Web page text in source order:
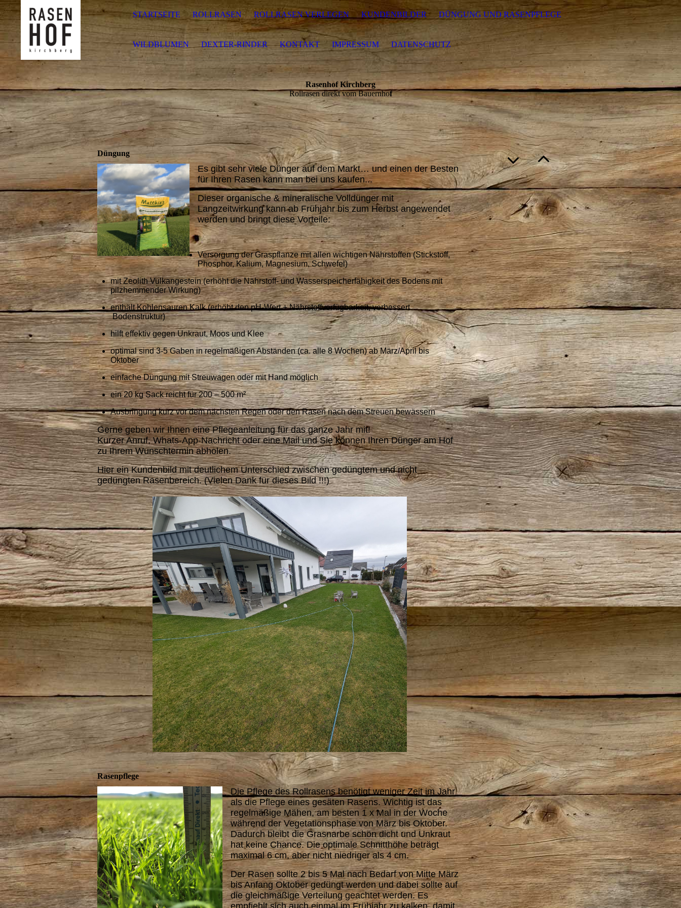
STARTSEITE ROLLRASEN ROLLRASEN VERLEGEN KUNDENBILDER DÜNGUNG UND RASENPFLEGE
WILDBLUMEN DEXTER-RINDER KONTAKT IMPRESSUM DATENSCHUTZ
Rasenhof Kirchberg
Rollrasen direkt vom Bauernhof
Düngung
Es gibt sehr viele Dünger auf dem Markt… und einen der Besten
für Ihren Rasen kann man bei uns kaufen...
Dieser organische & mineralische Volldünger mit
Langzeitwirkung kann ab Frühjahr bis zum Herbst angewendet
werden und bringt diese Vorteile:
Versorgung der Graspflanze mit allen wichtigen Nährstoffen (Stickstoff,
Phosphor, Kalium, Magnesium, Schwefel)
mit Zeolith Vulkangestein (erhöht die Nährstoff- und Wasserspeicherfähigkeit des Bodens mit
pilzhemmender Wirkung)
enthält Kohlensauren Kalk (erhöht den pH-Wert + Nährstoffverfügbarkeit, verbessert
Bodenstruktur)
hilft effektiv gegen Unkraut, Moos und Klee
optimal sind 3-5 Gaben in regelmäßigen Abständen (ca. alle 8 Wochen) ab März/April bis
Oktober
einfache Düngung mit Streuwagen oder mit Hand möglich
ein 20 kg Sack reicht für 200 – 500 m²
Ausbringung kurz vor dem nächsten Regen oder den Rasen nach dem Streuen bewässern
Gerne geben wir Ihnen eine Pflegeanleitung für das ganze Jahr mit!
Kurzer Anruf, Whats-App-Nachricht oder eine Mail und Sie können Ihren Dünger am Hof
zu Ihrem Wunschtermin abholen.
Hier ein Kundenbild mit deutlichem Unterschied zwischen gedüngtem und nicht
gedüngten Rasenbereich. (Vielen Dank für dieses Bild !!!)
Rasenpflege
Die Pflege des Rollrasens benötigt weniger Zeit im Jahr
als die Pflege eines gesäten Rasens. Wichtig ist das
regelmäßige Mähen, am besten 1 x Mal in der Woche
während der Vegetationsphase von März bis Oktober.
Dadurch bleibt die Grasnarbe schön dicht und Unkraut
hat keine Chance. Die optimale Schnitthöhe beträgt
maximal 6 cm, aber nicht niedriger als 4 cm.
Der Rasen sollte 2 bis 5 Mal nach Bedarf von Mitte März
bis Anfang Oktober gedüngt werden und dabei sollte auf
die gleichmäßige Verteilung geachtet werden. Es
empfiehlt sich auch einmal im Frühjahr zu kalken, damit